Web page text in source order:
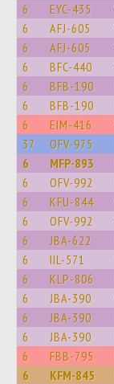
6 EYC-435
6 AFJ-605
6 AFJ-605
6 BFC-440
6 BFB-190
6 BFB-190
6 EIM-416
37 OFV-975
6 MFP-893
6 OFV-992
6 KFU-844
6 OFV-992
6 JBA-622
6 IIL-571
6 KLP-806
6 JBA-390
6 JBA-390
6 JBA-390
6 FBB-795
6 KFM-845